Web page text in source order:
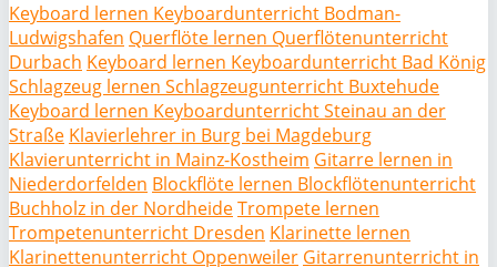
Keyboard lernen Keyboardunterricht Bodman-
Ludwigshafen Querflöte lernen Querflötenunterricht
Durbach Keyboard lernen Keyboardunterricht Bad König
Schlagzeug lernen Schlagzeugunterricht Buxtehude
Keyboard lernen Keyboardunterricht Steinau an der
Straße Klavierlehrer in Burg bei Magdeburg
Klavierunterricht in Mainz-Kostheim Gitarre lernen in
Niederdorfelden Blockflöte lernen Blockflötenunterricht
Buchholz in der NordheideTrompete lernen
Trompetenunterricht Dresden Klarinette lernen
Klarinettenunterricht Oppenweiler Gitarrenunterricht in